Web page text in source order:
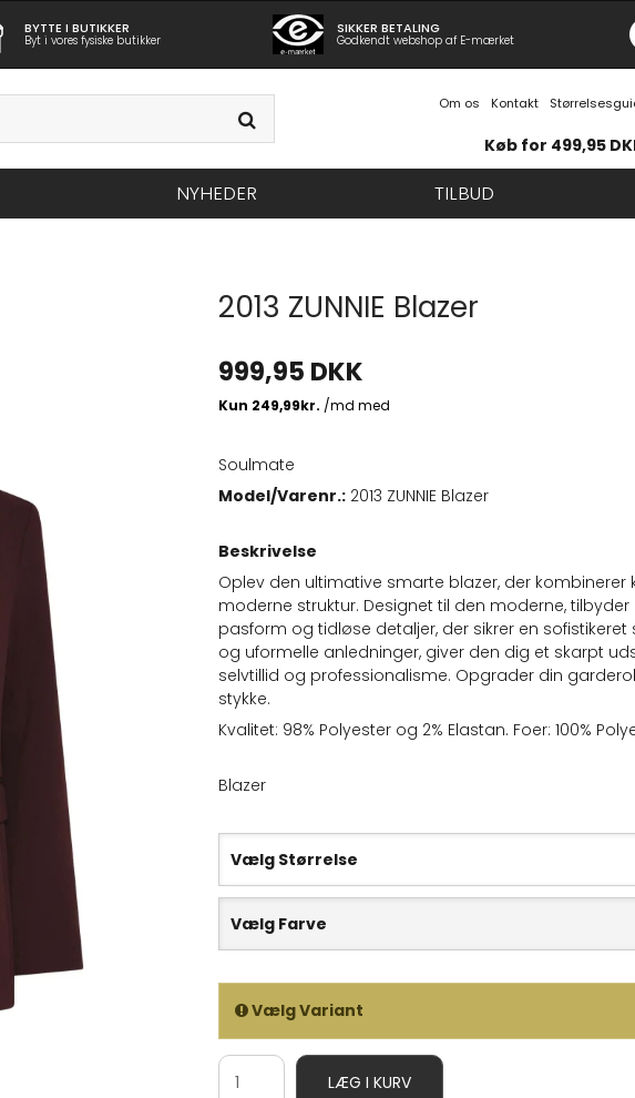
BYTTE I BUTIKKER
Byt i vores fysiske butikker
SIKKER BETALING
Godkendt webshop af E-mærket
Om os Kontakt
Køb for 499,95
NYHEDER TILBUD
2013 ZUNNIE Blazer
999,95 DKK
Soulmate
Model/Varenr.: 2013 ZUNNIE Blazer
Beskrivelse
Oplev den ultimative smarte blazer, der kombinerer
moderne struktur. Designet til den moderne,
pasform og tidløse detaljer, der sikrer en sofistikeret
og uformelle anledninger, giver den dig et skarpt
selvtillid og professionalisme. Opgrader din
stykke.
Kvalitet: 98% Polyester og 2% Elastan. Foer: 100%
Blazer
Vælg Størrelse
Vælg Farve
Vælg Variant
LÆG I KURV